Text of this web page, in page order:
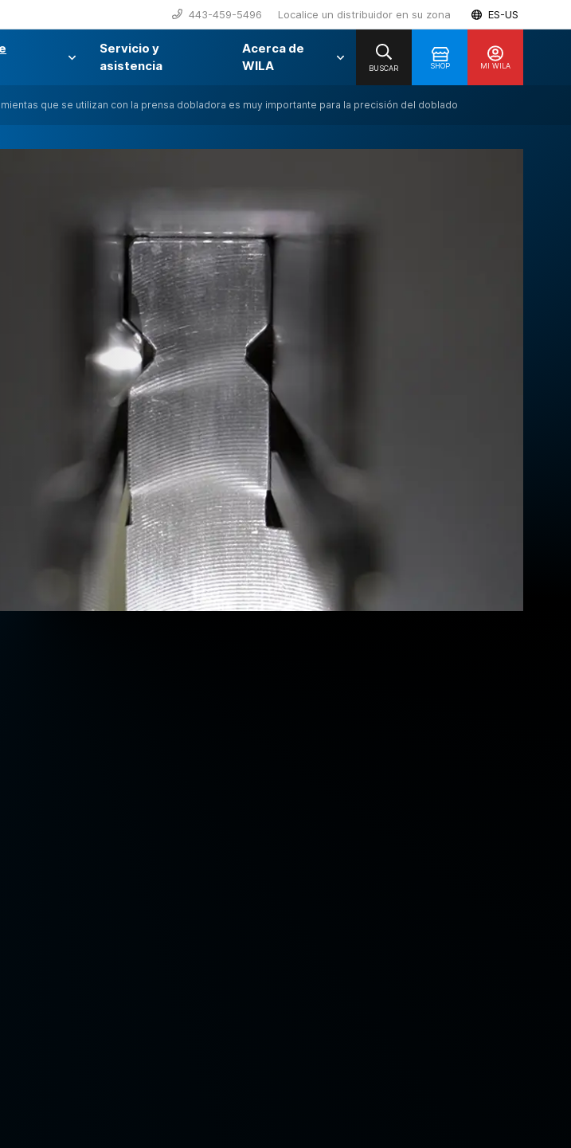
443-459-5496 Localice un distribuidor en su zona ES-US
Servicio y
asistencia
Acerca de
WILA
SHOP MI WILA
BUSCAR
que se utilizan con la prensa dobladora es muy importante para la precisión del doblado